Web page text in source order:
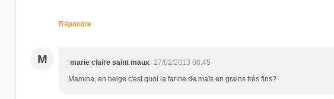
Répondre
M marie claire saint maux 27/02/2013 08:45
Mamina, en belge c'est quoi la farine de maïs en grains très fins?